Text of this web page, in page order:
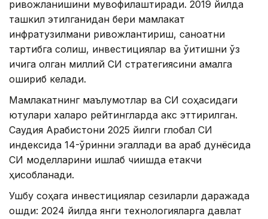
ривожланишини мувофиқлаштиради. 2019 йилда
ташкил этилганидан бери мамлакат
инфратузилмани ривожлантириш, саноатни
тартибга солиш, инвестициялар ва ўқитишни ўз
ичига олган миллий СИ стратегиясини амалга
ошириб келади.
Мамлакатнинг маълумотлар ва СИ соҳасидаги
ютуқлари халқаро рейтингларда акс эттирилган.
Саудия Арабистони 2025 йилги глобал СИ
индексида 14-ўринни эгаллади ва араб дунёсида
СИ моделларини ишлаб чиқишда етакчи
ҳисобланади.
Ушбу соҳага инвестициялар сезиларли даражада
ошди: 2024 йилда янги технологияларга давлат